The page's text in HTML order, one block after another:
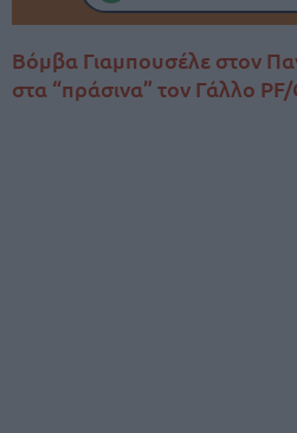
Βόμβα Γιαμπουσέλε στον
στα “πράσινα” τον Γάλλο